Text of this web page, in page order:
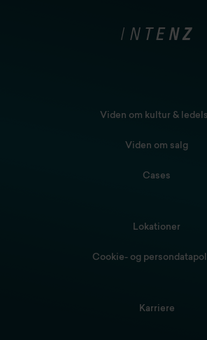
Viden om kultur &
Viden om salg
Cases
Lokationer
Cookie- og
Karriere